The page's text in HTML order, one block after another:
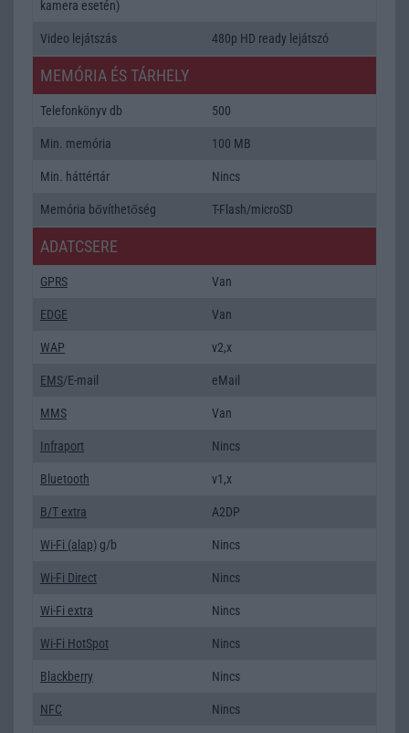
kamera esetén)
Video lejátszás 480p HD ready lejátszó
MEMÓRIA ÉS TÁRHELY
Telefonkönyv db 500
Min. memória 100 MB
Min. háttértár Nincs
Memória bővíthetőség T-Flash/microSD
ADATCSERE
GPRS Van
EDGE Van
WAP v2,x
EMS/E-mail eMail
MMS Van
Infraport Nincs
Bluetooth v1,x
B/T extra A2DP
Wi-Fi (alap) g/b Nincs
Wi-Fi Direct Nincs
Wi-Fi extra Nincs
Wi-Fi HotSpot Nincs
Blackberry Nincs
NFC Nincs